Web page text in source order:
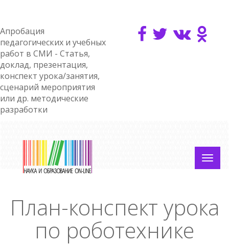
Апробация
педагогических и учебных
работ в СМИ - Статья,
доклад, презентация,
конспект урока/занятия,
сценарий мероприятия
или др. методические
разработки
План-конспект урока
по роботехнике